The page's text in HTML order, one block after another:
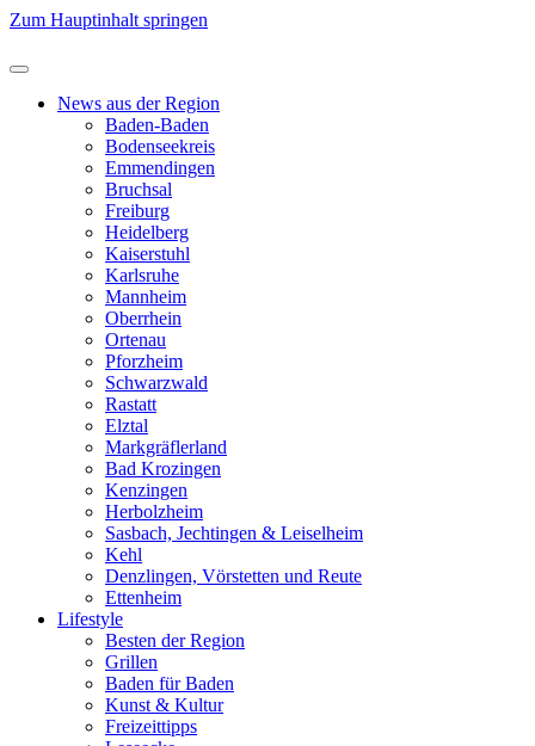
Zum Hauptinhalt springen
News aus der Region
Baden-Baden
Bodenseekreis
Emmendingen
Bruchsal
Freiburg
Heidelberg
Kaiserstuhl
Karlsruhe
Mannheim
Oberrhein
Ortenau
Pforzheim
Schwarzwald
Rastatt
Elztal
Markgräflerland
Bad Krozingen
Kenzingen
Herbolzheim
Sasbach, Jechtingen & Leiselheim
Kehl
Denzlingen, Vörstetten und Reute
Ettenheim
Lifestyle
Besten der Region
Grillen
Baden für Baden
Kunst & Kultur
Freizeittipps